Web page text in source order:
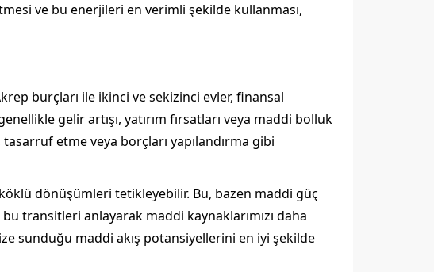
ve bu enerjileri en verimli şekilde kullanması,
burçları ile ikinci ve sekizinci evler, finansal
gelir artışı, yatırım fırsatları veya maddi bolluk
etme veya borçları yapılandırma gibi
dönüşümleri tetikleyebilir. Bu, bazen maddi güç
transitleri anlayarak maddi kaynaklarımızı daha
sunduğu maddi akış potansiyellerini en iyi şekilde